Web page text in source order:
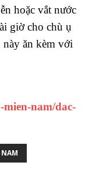
hoặc vắt nước
giờ cho chù ụ
ăn kèm với
mien-nam/dac-